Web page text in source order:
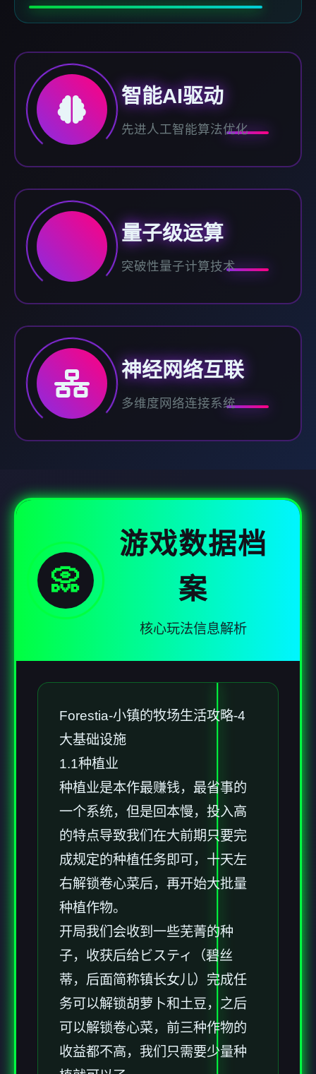
智能AI驱动
先进人工智能算法优化
量子级运算
突破性量子计算技术
神经网络互联
多维度网络连接系统
📀
游戏数据档
案
核心玩法信息解析
Forestia-小镇的牧场生活攻略-4
大基础设施
1.1种植业
种植业是本作最赚钱，最省事的
一个系统，但是回本慢，投入高
的特点导致我们在大前期只要完
成规定的种植任务即可，十天左
右解锁卷心菜后，再开始大批量
种植作物。
开局我们会收到一些芜菁的种
子，收获后给ビスティ（碧丝
蒂，后面简称镇长女儿）完成任
务可以解锁胡萝卜和土豆，之后
可以解锁卷心菜，前三种作物的
收益都不高，我们只需要少量种